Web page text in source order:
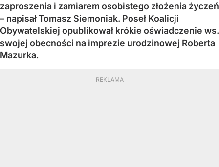
zaproszenia i zamiarem osobistego złożenia życzeń
– napisał Tomasz Siemoniak. Poseł Koalicji
Obywatelskiej opublikował krókie oświadczenie ws.
swojej obecności na imprezie urodzinowej Roberta
Mazurka.